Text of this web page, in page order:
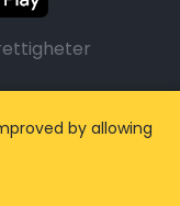
by allowing